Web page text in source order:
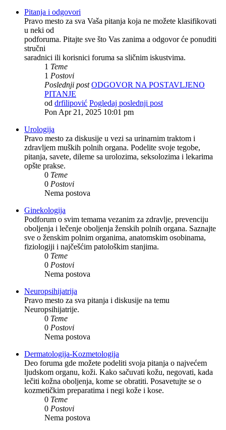
Pitanja i odgovori
Pravo mesto za sva Vaša pitanja koja ne možete klasifikovati
u neki od
podforuma. Pitajte sve što Vas zanima a odgovor će ponuditi
stručni
saradnici ili korisnici foruma sa sličnim iskustvima.
1 Teme
1 Postovi
Poslednji post ODGOVOR NA POSTAVLJENO
PITANJE
od drfilipović Pogledaj poslednji post
Pon Apr 21, 2025 10:01 pm
Urologija
Pravo mesto za diskusije u vezi sa urinarnim traktom i
zdravljem muških polnih organa. Podelite svoje tegobe,
pitanja, savete, dileme sa urolozima, seksolozima i lekarima
opšte prakse.
0 Teme
0 Postovi
Nema postova
Ginekologija
Podforum o svim temama vezanim za zdravlje, prevenciju
oboljenja i lečenje oboljenja ženskih polnih organa. Saznajte
sve o ženskim polnim organima, anatomskim osobinama,
fiziologiji i najčešćim patološkim stanjima.
0 Teme
0 Postovi
Nema postova
Neuropsihijatrija
Pravo mesto za sva pitanja i diskusije na temu
Neuropsihijatrije.
0 Teme
0 Postovi
Nema postova
Dermatologija-Kozmetologija
Deo foruma gde možete podeliti svoja pitanja o najvećem
ljudskom organu, koži. Kako sačuvati kožu, negovati, kada
lečiti kožna oboljenja, kome se obratiti. Posavetujte se o
kozmetičkim preparatima i negi kože i kose.
0 Teme
0 Postovi
Nema postova